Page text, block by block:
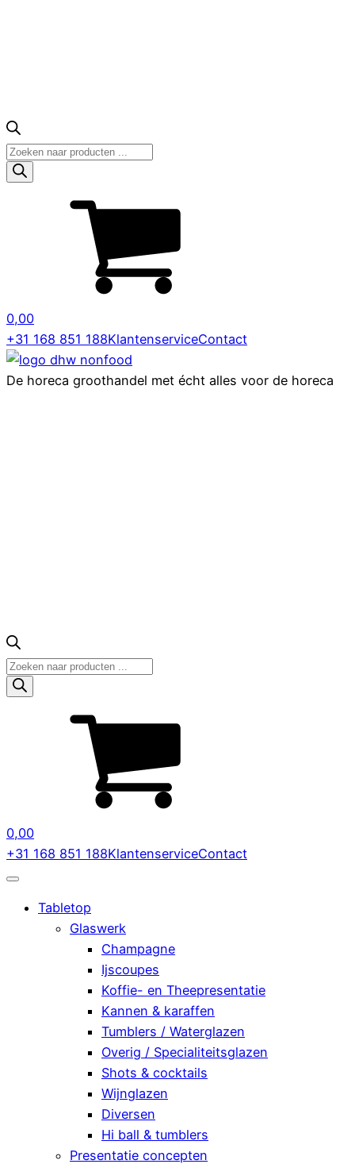
Producten
zoeken
0,00
+31 168 851 188KlantenserviceContact
De horeca groothandel met écht alles voor de horeca
Producten
zoeken
0,00
+31 168 851 188KlantenserviceContact
Tabletop
Glaswerk
Champagne
Ijscoupes
Koffie- en Theepresentatie
Kannen & karaffen
Tumblers / Waterglazen
Overig / Specialiteitsglazen
Shots & cocktails
Wijnglazen
Diversen
Hi ball & tumblers
Presentatie concepten